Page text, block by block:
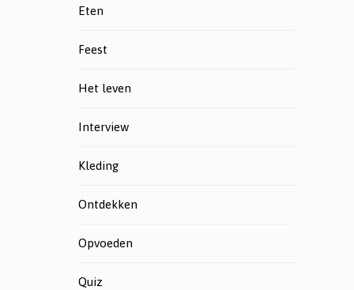
Eten
Feest
Het leven
Interview
Kleding
Ontdekken
Opvoeden
Quiz